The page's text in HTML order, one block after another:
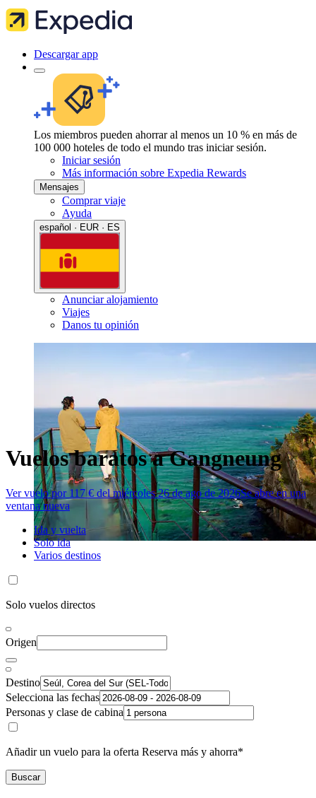
Descargar app
Los miembros pueden ahorrar al menos un 10 % en más de
100 000 hoteles de todo el mundo tras iniciar sesión.
Iniciar sesión
Más información sobre Expedia Rewards
Mensajes
Comprar viaje
Ayuda
español · EUR · ES
Anunciar alojamiento
Viajes
Danos tu opinión
Vuelos baratos a Gangneung
Ver vuelo por 117 € del miércoles 26 de ago de 2026Se abre en una
ventana nueva
Ida y vuelta
Solo ida
Varios destinos
Solo vuelos directos
Origen
Destino
Selecciona las fechas
Personas y clase de cabina
Añadir un vuelo para la oferta Reserva más y ahorra*
Buscar